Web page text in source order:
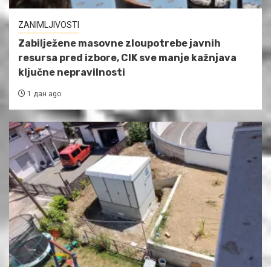
ZANIMLJIVOSTI
Zabilježene masovne zloupotrebe javnih
resursa pred izbore, CIK sve manje kažnjava
ključne nepravilnosti
1 дан ago